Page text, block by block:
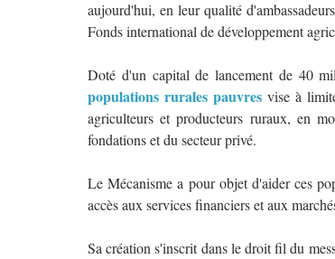
aujourd'hui, en leur qualité
Fonds international de développement
Doté d'un capital de lancement de 40
populations rurales pauvresvise à
agriculteurs et producteurs ruraux, en
fondations et du secteur privé.
Le Mécanisme a pour objet d'aider ces
accès aux services financiers et aux
Sa création s'inscrit dans le droit fil du